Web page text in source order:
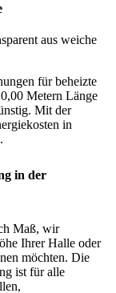
aus weiche
für beheizte
Metern Länge
Mit der
in
in der
Maß, wir
Ihrer Halle oder
möchten. Die
ist für alle